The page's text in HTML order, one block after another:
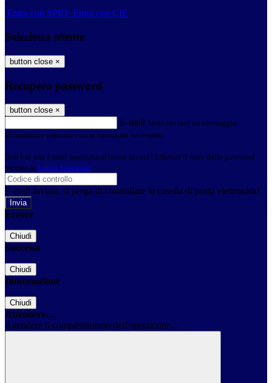
-
Entra con SPID Entra con CIE
Seleziona utente
button close ×
Recupero password
button close ×
E-mail Verrà inviato un messaggio
all'indirizzo indicato con le istruzioni necessarie.
Non hai una e-mail associata al nome utente? Effettua il reset della password
tramite la Login Spaggiari
E-mail inviata, si prega di controllare la casella di posta elettronica!
Errore
Chiudi
Successo
Chiudi
Informazione
Chiudi
Attendere...
Attendere il completamento dell'operazione...